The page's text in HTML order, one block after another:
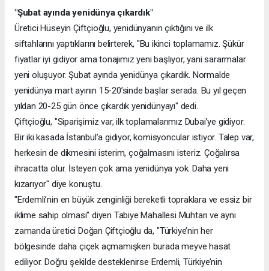
"Şubat ayında yenidünya çıkardık"
Üretici Hüseyin Çiftçioğlu, yenidünyanın çıktığını ve ilk
siftahlarını yaptıklarını belirterek, "Bu ikinci toplamamız. Şükür
fiyatlar iyi gidiyor ama tonajımız yeni başlıyor, yani sararmalar
yeni oluşuyor. Şubat ayında yenidünya çıkardık. Normalde
yenidünya mart ayının 15-20’sinde başlar serada. Bu yıl geçen
yıldan 20-25 gün önce çıkardık yenidünyayı" dedi.
Çiftçioğlu, "Siparişimiz var, ilk toplamalarımız Dubai’ye gidiyor.
Bir iki kasada İstanbul’a gidiyor, komisyoncular istiyor. Talep var,
herkesin de dikmesini isterim, çoğalmasını isteriz. Çoğalırsa
ihracatta olur. İsteyen çok ama yenidünya yok. Daha yeni
kızarıyor" diye konuştu.
"Erdemli’nin en büyük zenginliği bereketli topraklara ve essiz bir
iklime sahip olması" diyen Tabiye Mahallesi Muhtarı ve aynı
zamanda üretici Doğan Çiftçioğlu da, "Türkiye’nin her
bölgesinde daha çiçek açmamışken burada meyve hasat
ediliyor. Doğru şekilde desteklenirse Erdemli, Türkiye’nin